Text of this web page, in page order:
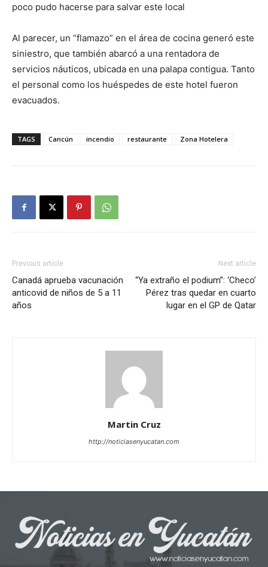
poco pudo hacerse para salvar este local
Al parecer, un “flamazo” en el área de cocina generó este
siniestro, que también abarcó a una rentadora de
servicios náuticos, ubicada en una palapa contigua. Tanto
el personal como los huéspedes de este hotel fueron
evacuados.
TAGS Cancún incendio restaurante Zona Hotelera
Previous article
Canadá aprueba vacunación
anticovid de niños de 5 a 11
años
Next article
“Ya extraño el podium”: ‘Checo’
Pérez tras quedar en cuarto
lugar en el GP de Qatar
Martin Cruz
http://noticiasenyucatan.com